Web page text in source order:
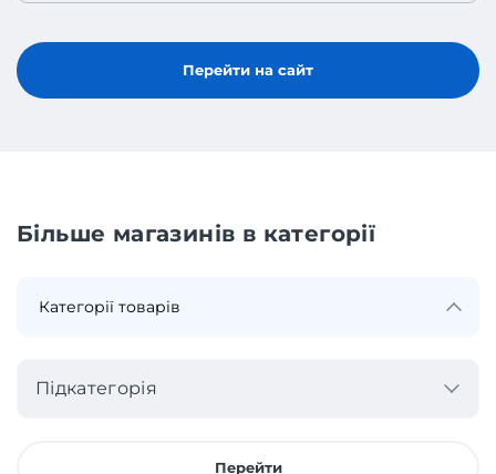
Перейти на сайт
Більше магазинів в категорії
Підкатегорія
Перейти